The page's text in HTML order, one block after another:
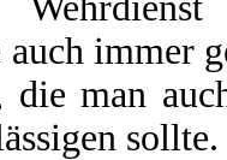
immer
die man
sollte.